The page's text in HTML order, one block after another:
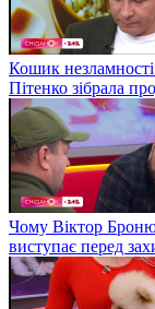
Кошик
Пітенко зібрала
Чому Віктор
виступає перед